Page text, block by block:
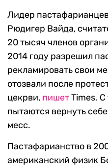
Лидер
Рюдигер Вайда,
20 тысяч членов
2014 году разрешил
рекламировать свои
отозвали после
цекрви, пишетTimes.
пытаются вернуть
месс.
Пастафарианство в
американский физик